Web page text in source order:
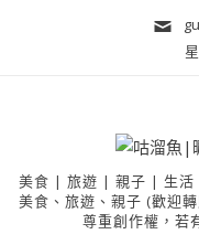
美食 | 旅遊 | 親子 | 生活
美食、旅遊、親子 (歡迎
尊重創作權，若